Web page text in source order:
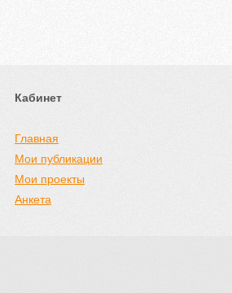
Кабинет
Главная
Мои публикации
Мои проекты
Анкета